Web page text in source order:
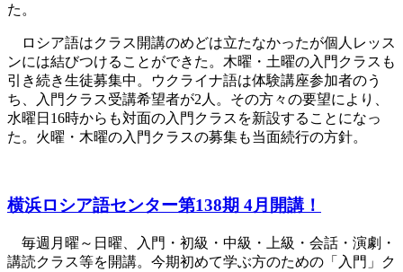
た。
ロシア語はクラス開講のめどは立たなかったが個人レッス
ンには結びつけることができた。木曜・土曜の入門クラスも
引き続き生徒募集中。ウクライナ語は体験講座参加者のう
ち、入門クラス受講希望者が2人。その方々の要望により、
水曜日16時からも対面の入門クラスを新設することになっ
た。火曜・木曜の入門クラスの募集も当面続行の方針。
横浜ロシア語センター第138期 4月開講！
毎週月曜～日曜、入門・初級・中級・上級・会話・演劇・
講読クラス等を開講。今期初めて学ぶ方のための「入門」ク